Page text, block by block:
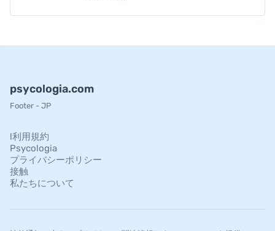
psycologia.com
Footer - JP
l利用規約
Psycologia
プライバシーポリシー
接触
私たちについて